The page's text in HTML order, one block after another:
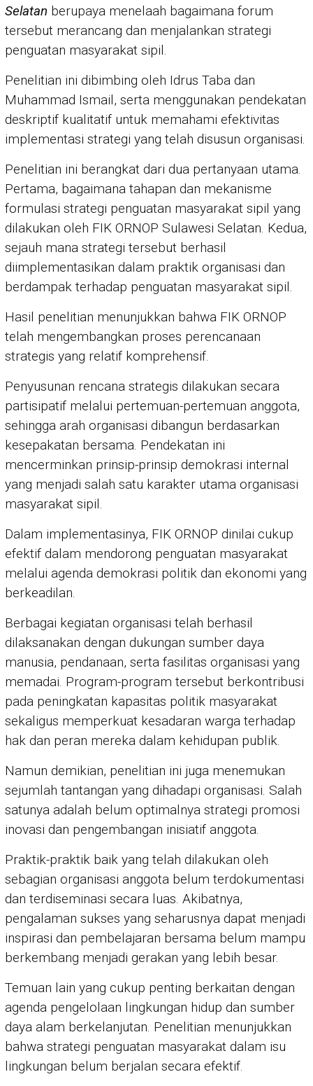
Selatan berupaya menelaah bagaimana forum
tersebut merancang dan menjalankan strategi
penguatan masyarakat sipil.
Penelitian ini dibimbing oleh Idrus Taba dan
Muhammad Ismail, serta menggunakan pendekatan
deskriptif kualitatif untuk memahami efektivitas
implementasi strategi yang telah disusun organisasi.
Penelitian ini berangkat dari dua pertanyaan utama.
Pertama, bagaimana tahapan dan mekanisme
formulasi strategi penguatan masyarakat sipil yang
dilakukan oleh FIK ORNOP Sulawesi Selatan. Kedua,
sejauh mana strategi tersebut berhasil
diimplementasikan dalam praktik organisasi dan
berdampak terhadap penguatan masyarakat sipil.
Hasil penelitian menunjukkan bahwa FIK ORNOP
telah mengembangkan proses perencanaan
strategis yang relatif komprehensif.
Penyusunan rencana strategis dilakukan secara
partisipatif melalui pertemuan-pertemuan anggota,
sehingga arah organisasi dibangun berdasarkan
kesepakatan bersama. Pendekatan ini
mencerminkan prinsip-prinsip demokrasi internal
yang menjadi salah satu karakter utama organisasi
masyarakat sipil.
Dalam implementasinya, FIK ORNOP dinilai cukup
efektif dalam mendorong penguatan masyarakat
melalui agenda demokrasi politik dan ekonomi yang
berkeadilan.
Berbagai kegiatan organisasi telah berhasil
dilaksanakan dengan dukungan sumber daya
manusia, pendanaan, serta fasilitas organisasi yang
memadai. Program-program tersebut berkontribusi
pada peningkatan kapasitas politik masyarakat
sekaligus memperkuat kesadaran warga terhadap
hak dan peran mereka dalam kehidupan publik.
Namun demikian, penelitian ini juga menemukan
sejumlah tantangan yang dihadapi organisasi. Salah
satunya adalah belum optimalnya strategi promosi
inovasi dan pengembangan inisiatif anggota.
Praktik-praktik baik yang telah dilakukan oleh
sebagian organisasi anggota belum terdokumentasi
dan terdiseminasi secara luas. Akibatnya,
pengalaman sukses yang seharusnya dapat menjadi
inspirasi dan pembelajaran bersama belum mampu
berkembang menjadi gerakan yang lebih besar.
Temuan lain yang cukup penting berkaitan dengan
agenda pengelolaan lingkungan hidup dan sumber
daya alam berkelanjutan. Penelitian menunjukkan
bahwa strategi penguatan masyarakat dalam isu
lingkungan belum berjalan secara efektif.